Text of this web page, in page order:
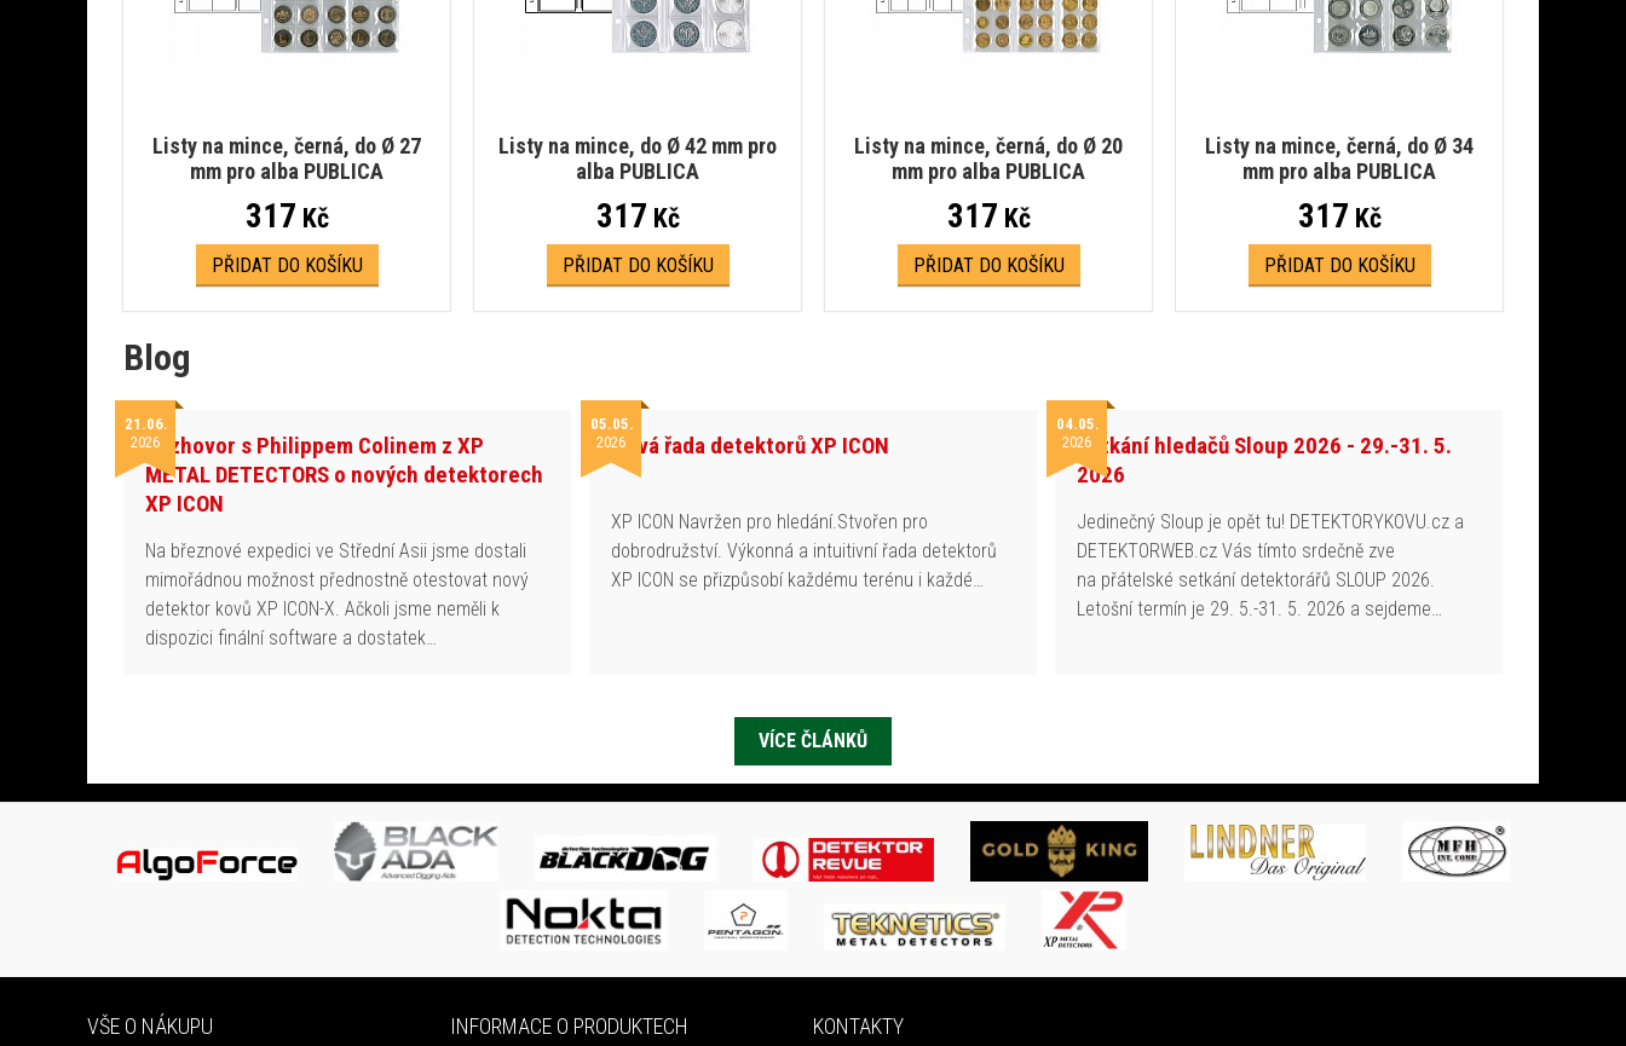
Listy na mince, černá, do Ø 27
mm pro alba PUBLICA
317 Kč
PŘIDAT DO KOŠÍKU
Listy na mince, do Ø 42 mm pro
alba PUBLICA
317 Kč
PŘIDAT DO KOŠÍKU
Listy na mince, černá, do Ø 20
mm pro alba PUBLICA
317 Kč
PŘIDAT DO KOŠÍKU
Listy na mince, černá, do Ø 34
mm pro alba PUBLICA
317 Kč
PŘIDAT DO KOŠÍKU
Blog
21.06.
2026Rozhovor s Philippem Colinem z XP
METAL DETECTORS o nových detektorech
XP ICON
Na březnové expedici ve Střední Asii jsme dostali
mimořádnou možnost přednostně otestovat nový
detektor kovů XP ICON-X. Ačkoli jsme neměli k
dispozici finální software a dostatek…
05.05.
2026Nová řada detektorů XP ICON
XP ICON Navržen pro hledání.Stvořen pro
dobrodružství. Výkonná a intuitivní řada detektorů
XP ICON se přizpůsobí každému terénu i každé…
04.05.
2026Setkání hledačů Sloup 2026 - 29.-31. 5.
2026
Jedinečný Sloup je opět tu! DETEKTORYKOVU.cz a
DETEKTORWEB.cz Vás tímto srdečně zve
na přátelské setkání detektorářů SLOUP 2026.
Letošní termín je 29. 5.-31. 5. 2026 a sejdeme…
VÍCE ČLÁNKŮ
KONTAKTY
VŠE O NÁKUPU INFORMACE O PRODUKTECH